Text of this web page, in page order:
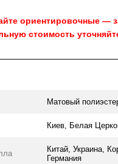
ориентировочные —
стоимость
Матовый
Киев, Белая
Китай, Украина,
Германия